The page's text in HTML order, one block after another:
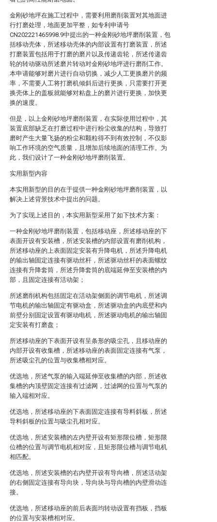
金刚砂地坪在施工过程中，需要利用磨削装置对其地面进
行打磨处理，地面更加平整，如专利申请号
CN202221465998.9中提出的一种金刚砂地坪磨削装置，包
括移动壳体，所述移动壳体的内部设置有打磨装置，所述
打磨装置包括用于打磨的磨片以及传递齿轮，所述传递齿
轮的转动驱动所述磨片转动对金刚砂地坪进行磨削工作。
本申请能够对磨片进行自动切换，减少人工更换磨片的频
率，不需要人工将打磨机倾斜后进行更换，只需要打开更
换壳体上的盖板就能够对粘盘上的磨片进行更换，加快更
换的速度。
但是，以上金刚砂地坪磨削装置，在实际使用过程中，其
装置底部缺乏在打磨过程中进行粉尘收集的结构，导致打
磨时产生大量飞扬的粉尘和颗粒得不到有效控制，不仅影
响工作环境的空气质量，且增加后续地面的清理工作。为
此，我们设计了一种金刚砂地坪磨削装置。
实用新型内容
本实用新型的目的在于提供一种金刚砂地坪磨削装置，以
解决上述背景技术中提出的问题。
为了实现上述目的，本实用新型采用了如下技术方案：
一种金刚砂地坪磨削装置，包括移动座，所述移动座的下
表面开设有安装槽，所述安装槽的内部设置有磨削机构，
所述移动座的上表面固定安装有升降电机，所述升降电机
的输出轴固定连接有驱动丝杆，所述驱动丝杆的表面螺纹
连接有升降套筒，所述升降套筒的底端延伸至安装槽的内
部，且固定连接有活动架；
所述磨削机构包括固定在活动架侧面的调节电机，所述调
节电机的输出轴固定有驱动盒，所述驱动盒的内底壁和内
前壁分别固定设置有驱动电机，所述驱动电机的输出轴固
定安装有打磨盘；
所述移动座的下表面开设有呈条形的吸尘孔，且移动座的
内部开设有收集槽，所述移动座的表面固定连接有气泵，
所述吸尘孔的位置与收集槽相对应。
优选地，所述气泵的输入端延伸至收集槽的内部，所述收
集槽的内顶壁固定连接有过滤网，过滤网的位置与气泵的
输入端相对应。
优选地，所述移动座的下表面固定连接有导料斜板，所述
导料斜板的位置与吸尘孔相对应。
优选地，所述安装槽的左内壁开设有矩形限位槽，矩形限
位槽的位置与调节电机相对应，且矩形限位槽与调节电机
相匹配。
优选地，所述安装槽的右内壁开设有导向槽，所述活动架
的右侧固定连接有导向块，导向块与导向槽的内壁滑动连
接。
优选地，所述移动座的前后表面均转动设置有挡板，挡板
的位置与安装槽相对应。